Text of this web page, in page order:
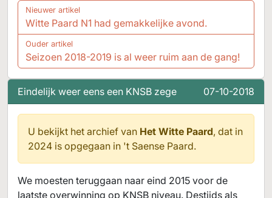
Eindelijk weer eens een KNSB zege 07-10-2018
U bekijkt het archief van Het Witte Paard, dat in
2024 is opgegaan in 't Saense Paard.
We moesten teruggaan naar eind 2015 voor de
laatste overwinning op KNSB niveau. Destijds als
Nieuwer artikel
Witte Paard N1 had gemakkelijke avond.
Ouder artikel
Seizoen 2018-2019 is al weer ruim aan de gang!